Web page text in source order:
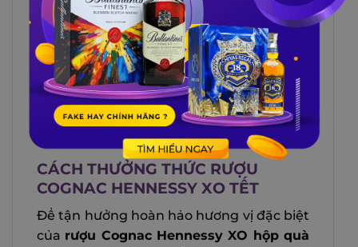
Khám phá thêm nhiều hương vị khác tại
Winecity.vn:
Rượu Hennessy VSOP 2018– Vị Mật
Ngọt Trái Cây
Rượu Cognac Hennessy XO– Thanh
Lịch Trong Từng Giọt Rượu
CÁCH THƯỞNG THỨC RƯỢU
COGNAC HENNESSY XO TẾT
Để tận hưởng hoàn hảo hương vị đặc biệt
của rượu Cognac Hennessy XO hộp quà